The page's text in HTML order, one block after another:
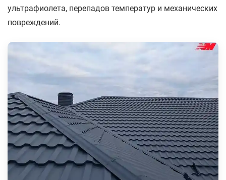
ультрафиолета, перепадов температур и механических
повреждений.